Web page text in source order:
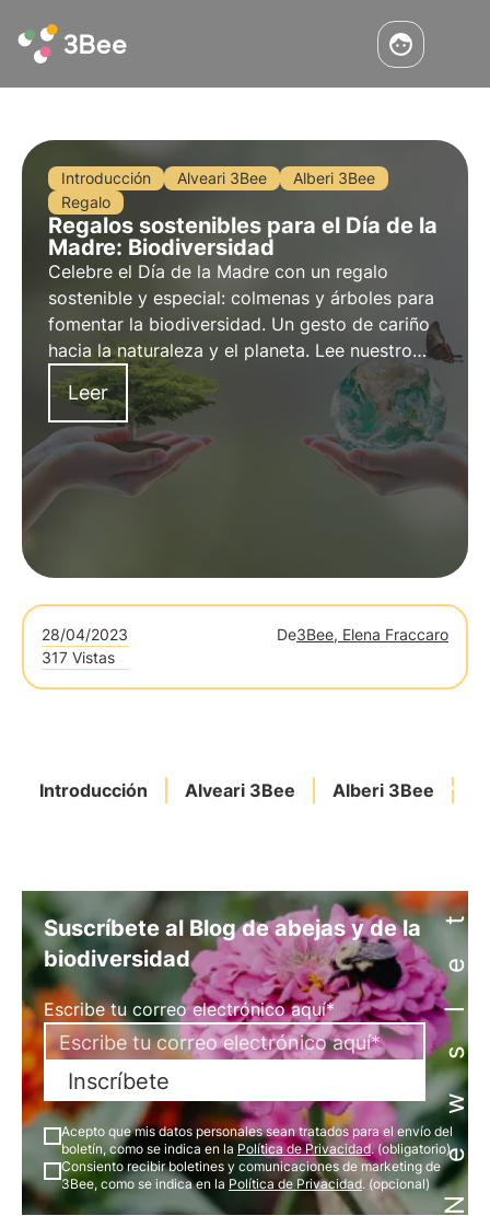
Introducción Alveari 3Bee
Alberi 3Bee
Regalo
Regalos sostenibles para el Día de la
Madre: Biodiversidad
Celebre el Día de la Madre con un regalo
sostenible y especial: colmenas y árboles para
fomentar la biodiversidad. Un gesto de cariño
hacia la naturaleza y el planeta. Lee nuestro
artículo para encontrar consejos útiles para un
regalo 3Bee ecológico y original para tu
madre.
Leer
28/04/2023 De3Bee, Elena Fraccaro
317 Vistas
Introducción Alveari 3Bee Alberi 3Bee Newsletter
Suscríbete al Blog de abejas y de la
biodiversidad
Escribe tu correo electrónico aquí*
Inscríbete
Acepto que mis datos personales sean tratados para el envío del
boletín, como se indica en la Política de Privacidad. (obligatorio)
Consiento recibir boletines y comunicaciones de marketing de
3Bee, como se indica en la Política de Privacidad. (opcional)